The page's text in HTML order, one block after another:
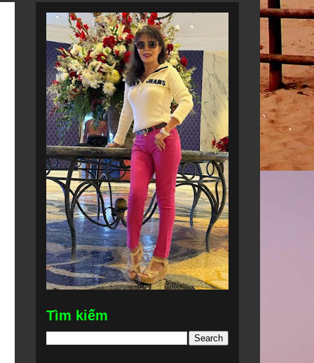
Tìm kiếm